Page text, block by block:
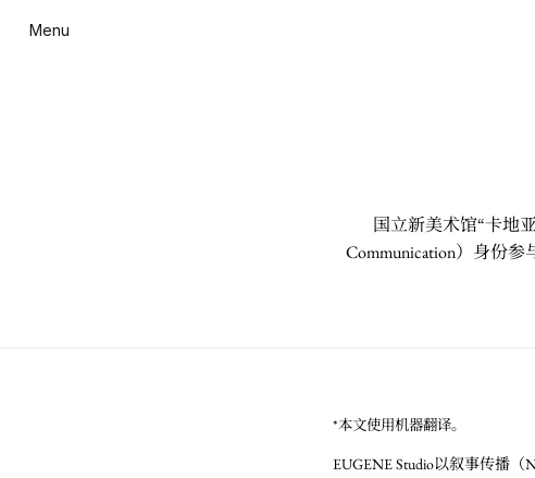
Menu
国立新美术馆“卡地
Communication）身份
*本文使用机器翻译。
EUGENE Studio以叙事传播